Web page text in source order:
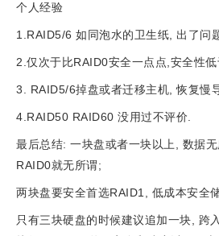
个人经验
1.RAID5/6 如同泡水的卫生纸, 出了问
2.仅次于比RAID0安全一点点,安全性低
3. RAID5/6掉盘或者迁移主机, 恢复慢
4.RAID50 RAID60 没用过不评价.
最后总结: 一块盘或者一块以上, 数据
RAID0就无所谓;
两块盘要安全首选RAID1, 低成本安全
只有三块硬盘的时候建议追加一块, 跨